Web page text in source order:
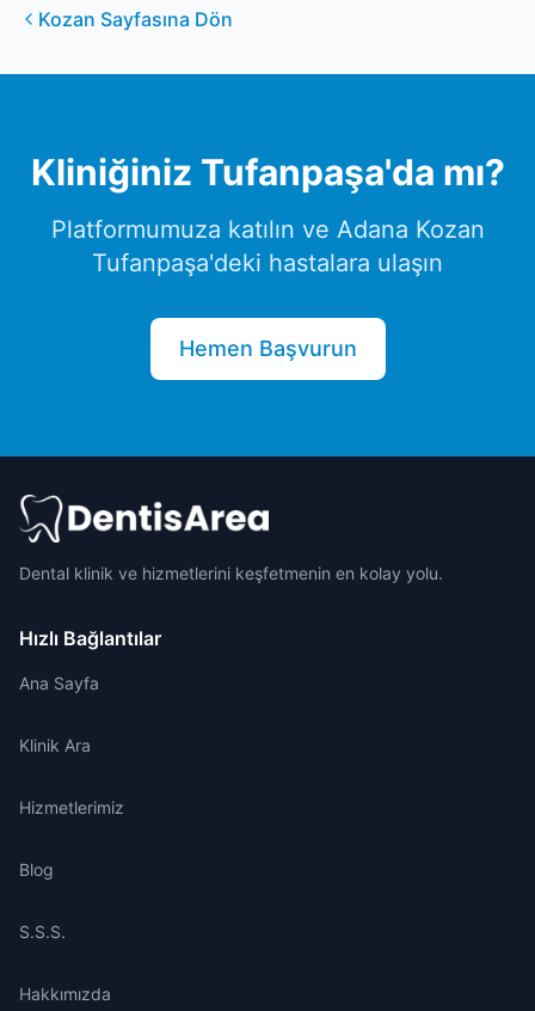
Kozan Sayfasına Dön
Kliniğiniz Tufanpaşa'da mı?
Platformumuza katılın ve Adana Kozan
Tufanpaşa'deki hastalara ulaşın
Hemen Başvurun
Dental klinik ve hizmetlerini keşfetmenin en kolay yolu.
Hızlı Bağlantılar
Ana Sayfa
Klinik Ara
Hizmetlerimiz
Blog
S.S.S.
Hakkımızda